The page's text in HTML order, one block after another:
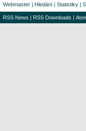
Webmaster | Hledání | Statistiky |
RSS News | RSS Downloads |